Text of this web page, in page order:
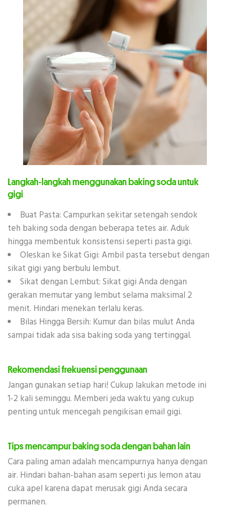
Langkah-langkah menggunakan baking soda untuk
gigi
Buat Pasta: Campurkan sekitar setengah sendok
teh baking soda dengan beberapa tetes air. Aduk
hingga membentuk konsistensi seperti pasta gigi.
Oleskan ke Sikat Gigi: Ambil pasta tersebut dengan
sikat gigi yang berbulu lembut.
Sikat dengan Lembut: Sikat gigi Anda dengan
gerakan memutar yang lembut selama maksimal 2
menit. Hindari menekan terlalu keras.
Bilas Hingga Bersih: Kumur dan bilas mulut Anda
sampai tidak ada sisa baking soda yang tertinggal.
Rekomendasi frekuensi penggunaan
Jangan gunakan setiap hari! Cukup lakukan metode ini
1-2 kali seminggu. Memberi jeda waktu yang cukup
penting untuk mencegah pengikisan email gigi.
Tips mencampur baking soda dengan bahan lain
Cara paling aman adalah mencampurnya hanya dengan
air. Hindari bahan-bahan asam seperti jus lemon atau
cuka apel karena dapat merusak gigi Anda secara
permanen.